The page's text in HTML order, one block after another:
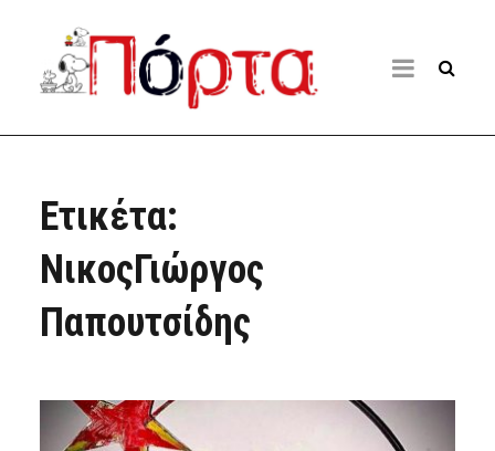
Ετικέτα:
ΝικοςΓιώργος
Παπουτσίδης